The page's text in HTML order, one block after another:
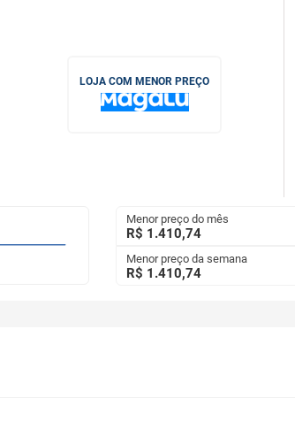
LOJA COM MENOR PREÇO
Menor preço do mês
R$ 1.410,74
Menor preço da semana
R$ 1.410,74